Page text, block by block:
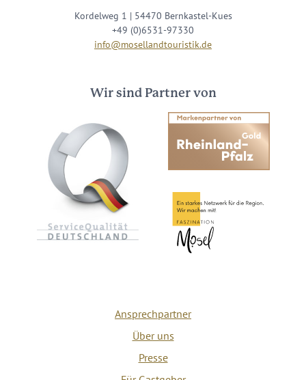
Kordelweg 1 | 54470 Bernkastel-Kues
+49 (0)6531-97330
info@mosellandtouristik.de
Wir sind Partner von
Ansprechpartner
Über uns
Presse